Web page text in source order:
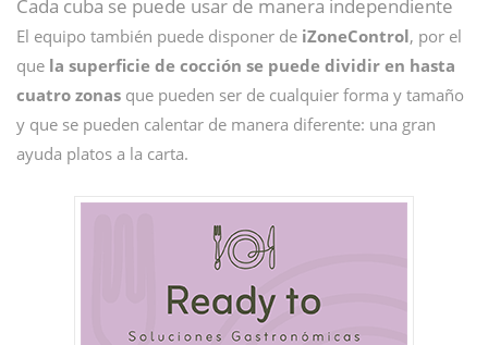
Cada cuba se puede usar de manera independiente
El equipo también puede disponer de iZoneControl, por el
que la superficie de cocción se puede dividir en hasta
cuatro zonas que pueden ser de cualquier forma y tamaño
y que se pueden calentar de manera diferente: una gran
ayuda platos a la carta.